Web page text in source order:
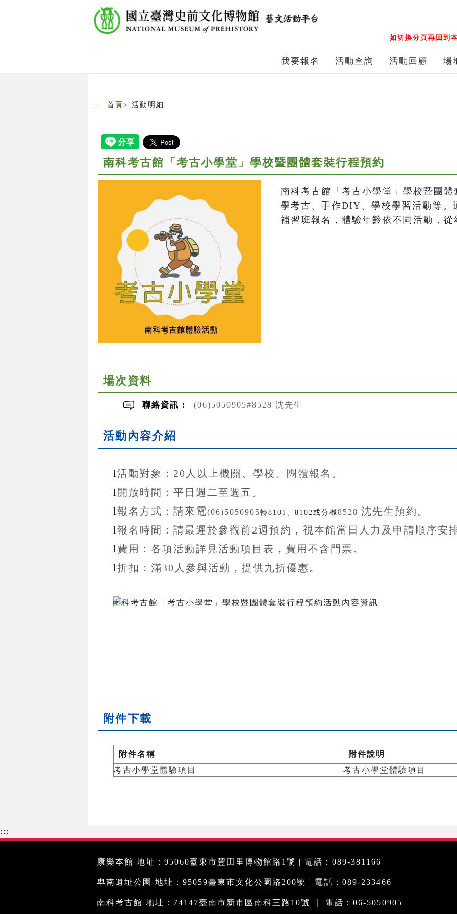
如切換分頁再回到
我要報名 活動查詢 活動回顧 場
::: 首頁 > 活動明細
南科考古館「考古小學堂」學校暨團體套裝行程預約
南科考古館「考古小學堂」學校暨團
學考古、手作DIY、學校學習活動等。
補習班報名，體驗年齡依不同活動，
場次資料
聯絡資訊 : (06)5050905#8528 沈先生
活動內容介紹
l活動對象：20 人以上機關、學校、團體報名。
l 開放時間： 平日週二至週五。
l報名方式： 請來電(06)5050905轉8101、8102或分機8528 沈先生預約。
l報名 時間： 請最遲於參觀前2週預約，視本館當日人力及申請順序安
l 費用：各項活動詳見活動項目表，費用不含 門票。
l折扣 ：滿30 人參與活動，提供九折優惠 。
附件下載
附件名稱
附件說明
考古小學堂體驗項目
考古小學堂體驗項目
:::
康樂本館 地址：95060臺東市豐田里博物館路1號 | 電話：089-381166
卑南遺址公園 地址：95059臺東市文化公園路200號 | 電話：089-233466
南科考古館 地址：74147臺南市新市區南科三路10號 ｜ 電話：06-5050905